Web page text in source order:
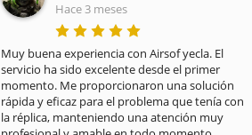
Hace 3 semanas
Estoy muy impresionado porque el paquete de
mis cosas venían súper bien y le doy un 10 a la
tienda.y encima lo mejor es que te regalan
dianas súper guays 😏😄😄🥲😆😃😆😃🤪y
también el fusil es 💯 perfecto